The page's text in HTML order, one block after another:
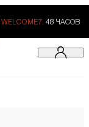
WELCOME7. 48 ЧАСОВ